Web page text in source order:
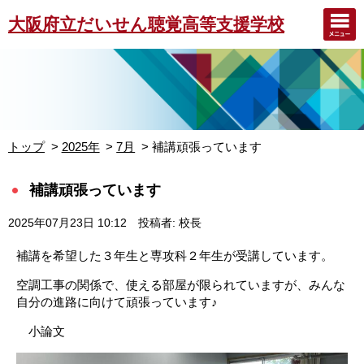
大阪府立だいせん聴覚高等支援学校
トップ 2025年 7月 補講頑張っています
補講頑張っています
2025年07月23日 10:12 投稿者: 校長
補講を希望した３年生と専攻科２年生が受講しています。
空調工事の関係で、使える部屋が限られていますが、みんな
自分の進路に向けて頑張っています♪
小論文